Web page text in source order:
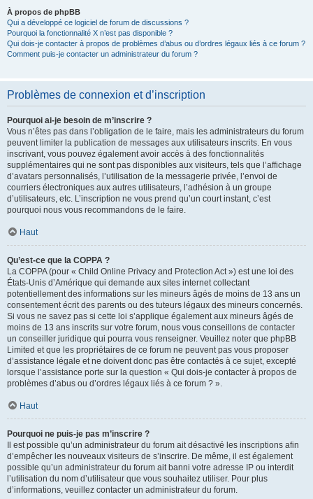
À propos de phpBB
Qui a développé ce logiciel de forum de discussions ?
Pourquoi la fonctionnalité X n’est pas disponible ?
Qui dois-je contacter à propos de problèmes d’abus ou d’ordres légaux liés à ce forum ?
Comment puis-je contacter un administrateur du forum ?
Problèmes de connexion et d’inscription
Pourquoi ai-je besoin de m’inscrire ?
Vous n’êtes pas dans l’obligation de le faire, mais les administrateurs du forum
peuvent limiter la publication de messages aux utilisateurs inscrits. En vous
inscrivant, vous pouvez également avoir accès à des fonctionnalités
supplémentaires qui ne sont pas disponibles aux visiteurs, tels que l’affichage
d’avatars personnalisés, l’utilisation de la messagerie privée, l’envoi de
courriers électroniques aux autres utilisateurs, l’adhésion à un groupe
d’utilisateurs, etc. L’inscription ne vous prend qu’un court instant, c’est
pourquoi nous vous recommandons de le faire.
Haut
Qu’est-ce que la COPPA ?
La COPPA (pour « Child Online Privacy and Protection Act ») est une loi des
États-Unis d’Amérique qui demande aux sites internet collectant
potentiellement des informations sur les mineurs âgés de moins de 13 ans un
consentement écrit des parents ou des tuteurs légaux des mineurs concernés.
Si vous ne savez pas si cette loi s’applique également aux mineurs âgés de
moins de 13 ans inscrits sur votre forum, nous vous conseillons de contacter
un conseiller juridique qui pourra vous renseigner. Veuillez noter que phpBB
Limited et que les propriétaires de ce forum ne peuvent pas vous proposer
d’assistance légale et ne doivent donc pas être contactés à ce sujet, excepté
lorsque l’assistance porte sur la question « Qui dois-je contacter à propos de
problèmes d’abus ou d’ordres légaux liés à ce forum ? ».
Haut
Pourquoi ne puis-je pas m’inscrire ?
Il est possible qu’un administrateur du forum ait désactivé les inscriptions afin
d’empêcher les nouveaux visiteurs de s’inscrire. De même, il est également
possible qu’un administrateur du forum ait banni votre adresse IP ou interdit
l’utilisation du nom d’utilisateur que vous souhaitez utiliser. Pour plus
d’informations, veuillez contacter un administrateur du forum.